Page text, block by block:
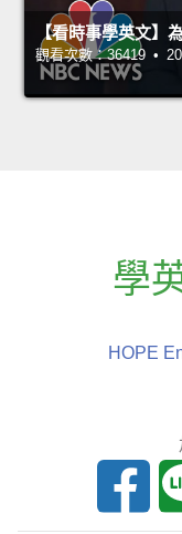
【看時事學英文】
觀看次數：36419 •
學
HOPE